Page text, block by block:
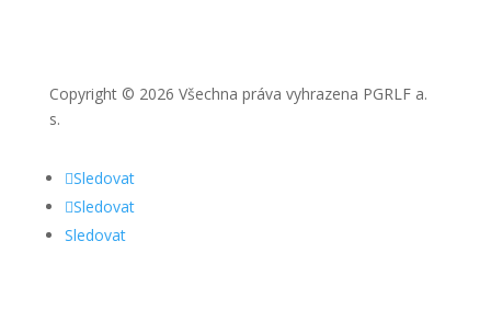
Copyright © 2026 Všechna práva vyhrazena PGRLF a.
s.
Sledovat
Sledovat
Sledovat